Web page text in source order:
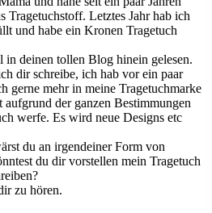
Tragetuchstoff. Letztes Jahr hab ich
und habe ein Kronen Tragetuch
in deinen tollen Blog hinein gelesen.
dir schreibe, ich hab vor ein paar
gerne mehr in meine Tragetuchmarke
der ganzen Bestimmungen
werfe. Es wird neue Designs etc
du an irgendeiner Form von
du dir vorstellen mein Tragetuch
zu hören.